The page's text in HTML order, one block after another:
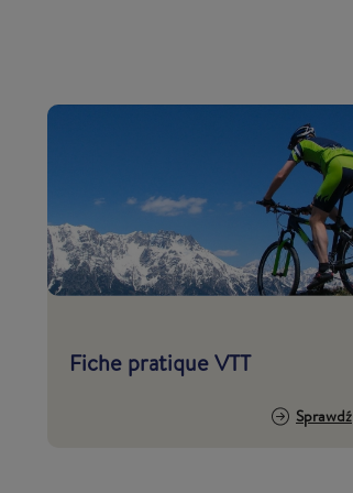
Fiche pratique VTT
Sprawdź